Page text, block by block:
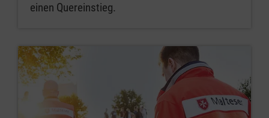
einen Quereinstieg.